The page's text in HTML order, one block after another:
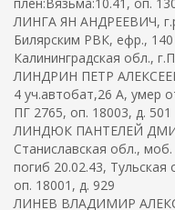
ЛИНГА ЯН АНДРЕЕВИЧ,
Билярским РВК, ефр., 140
Калининградская обл.,
ЛИНДРИН ПЕТР
4 уч.автобат,26 А, умер
ПГ 2765, оп. 18003, д. 501
ЛИНДЮК ПАНТЕЛЕЙ
Станиславская обл.,
погиб 20.02.43,
оп. 18001, д. 929
ЛИНЕВ ВЛАДИМИР